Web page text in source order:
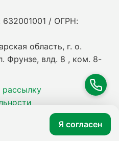
/ ОГРН:
область, г. о.
Фрунзе, влд. 8 , ком. 8-
рассылку
Я согласен